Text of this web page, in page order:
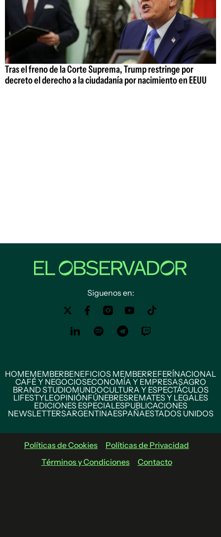
Tras el freno de la Corte Suprema, Trump restringe por
decreto el derecho a la ciudadanía por nacimiento en EEUU
Siguenos en:
HOMEMEMBERBENEFICIOS MEMBERREFERÍNACIONAL
CAFÉ Y NEGOCIOSECONOMÍA Y EMPRESASAGRO
BRAND STUDIOMUNDOCULTURA Y ESPECTÁCULOS
LIFESTYLEOPINIÓNFÚNEBRESREMATES Y LEGALES
EDICIONES ESPECIALESPUBLICACIONES
NEWSLETTERSARGENTINAESPAÑAESTADOS UNIDOS
Políticas de Cookies
Políticas de Privacidad
Términos y Condiciones
Contacto